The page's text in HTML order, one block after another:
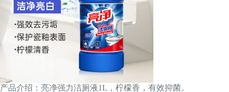
产品介绍：亮净强力洁厕液1L，柠檬香，有效抑菌。